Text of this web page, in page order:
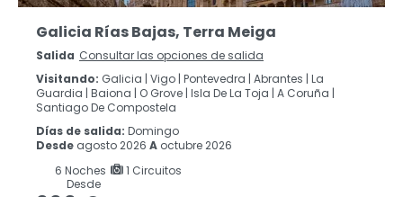
Galicia Rías Bajas, Terra Meiga
Salida Consultar las opciones de salida
Visitando: Galicia | Vigo | Pontevedra | Abrantes | La
Guardia | Baiona | O Grove | Isla De La Toja | A Coruña |
Santiago De Compostela
Días de salida: Domingo
Desde agosto 2026 A octubre 2026
6 Noches
1 Circuitos
Desde